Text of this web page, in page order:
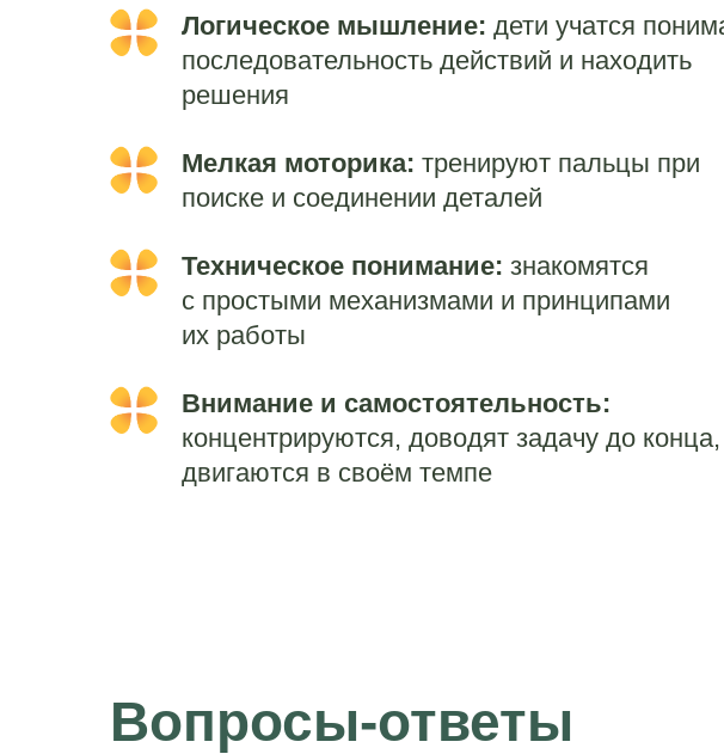
Логическое мышление: дети учатся
последовательность действий и находить
решения
Мелкая моторика: тренируют пальцы при
поиске и соединении деталей
Техническое понимание: знакомятся
с простыми механизмами и принципами
их работы
Внимание и самостоятельность:
концентрируются, доводят задачу до конца,
двигаются в своём темпе
Вопросы-ответы